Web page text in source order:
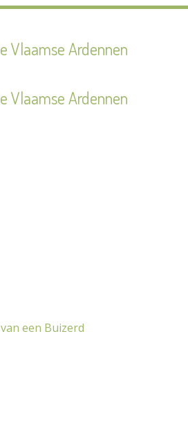
Vlaamse Ardennen
Vlaamse Ardennen
een Buizerd